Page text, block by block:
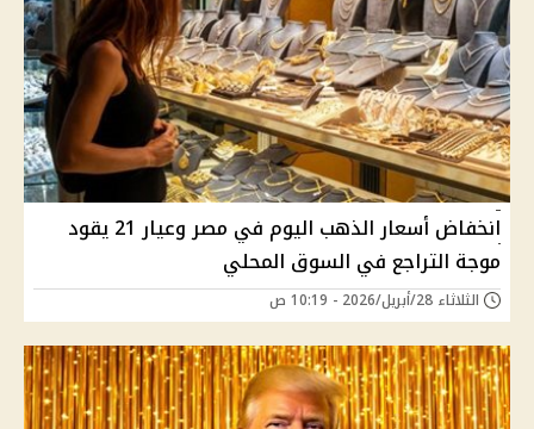
انخفاض أسعار الذهب اليوم في مصر وعيار 21 يقود
موجة التراجع في السوق المحلي
الثلاثاء 28/أبريل/2026 - 10:19 ص